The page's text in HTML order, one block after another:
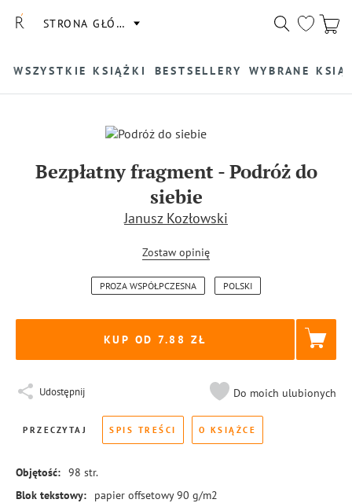
STRONA GŁÓWNA
WSZYSTKIE KSIĄŻKI BESTSELLERY WYBRANE
Bezpłatny fragment-Podróż do
siebie
Janusz Kozłowski
Zostaw opinię
PROZA WSPÓŁPCZESNA POLSKI
KUP OD 7.88
Udostępnij Do moich ulubionych
PRZECZYTAJ SPIS TREŚCI O KSIĄŻCE
Objętość: 98 str.
Blok tekstowy:
papier offsetowy 90 g/m2